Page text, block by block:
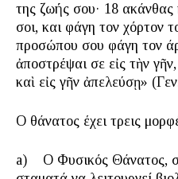
της ζωής σου· 18 ακάνθας
σοι, και φάγη τον χόρτον
προσώπου σου φάγη τον
ἀποστρέψαι σε εἰς τὴν
καὶ εἰς γῆν ἀπελεύσῃ»
Ο θάνατος έχει τρεις
a) Ο Φυσικός Θάνατος,